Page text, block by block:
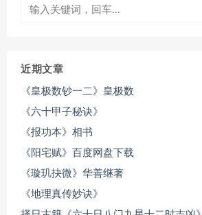
近期文章
《皇极数钞一二》皇极数
《六十甲子秘诀》
《报功本》相书
《阳宅赋》百度网盘下载
《璇玑抉微》华善继著
《地理真传妙诀》